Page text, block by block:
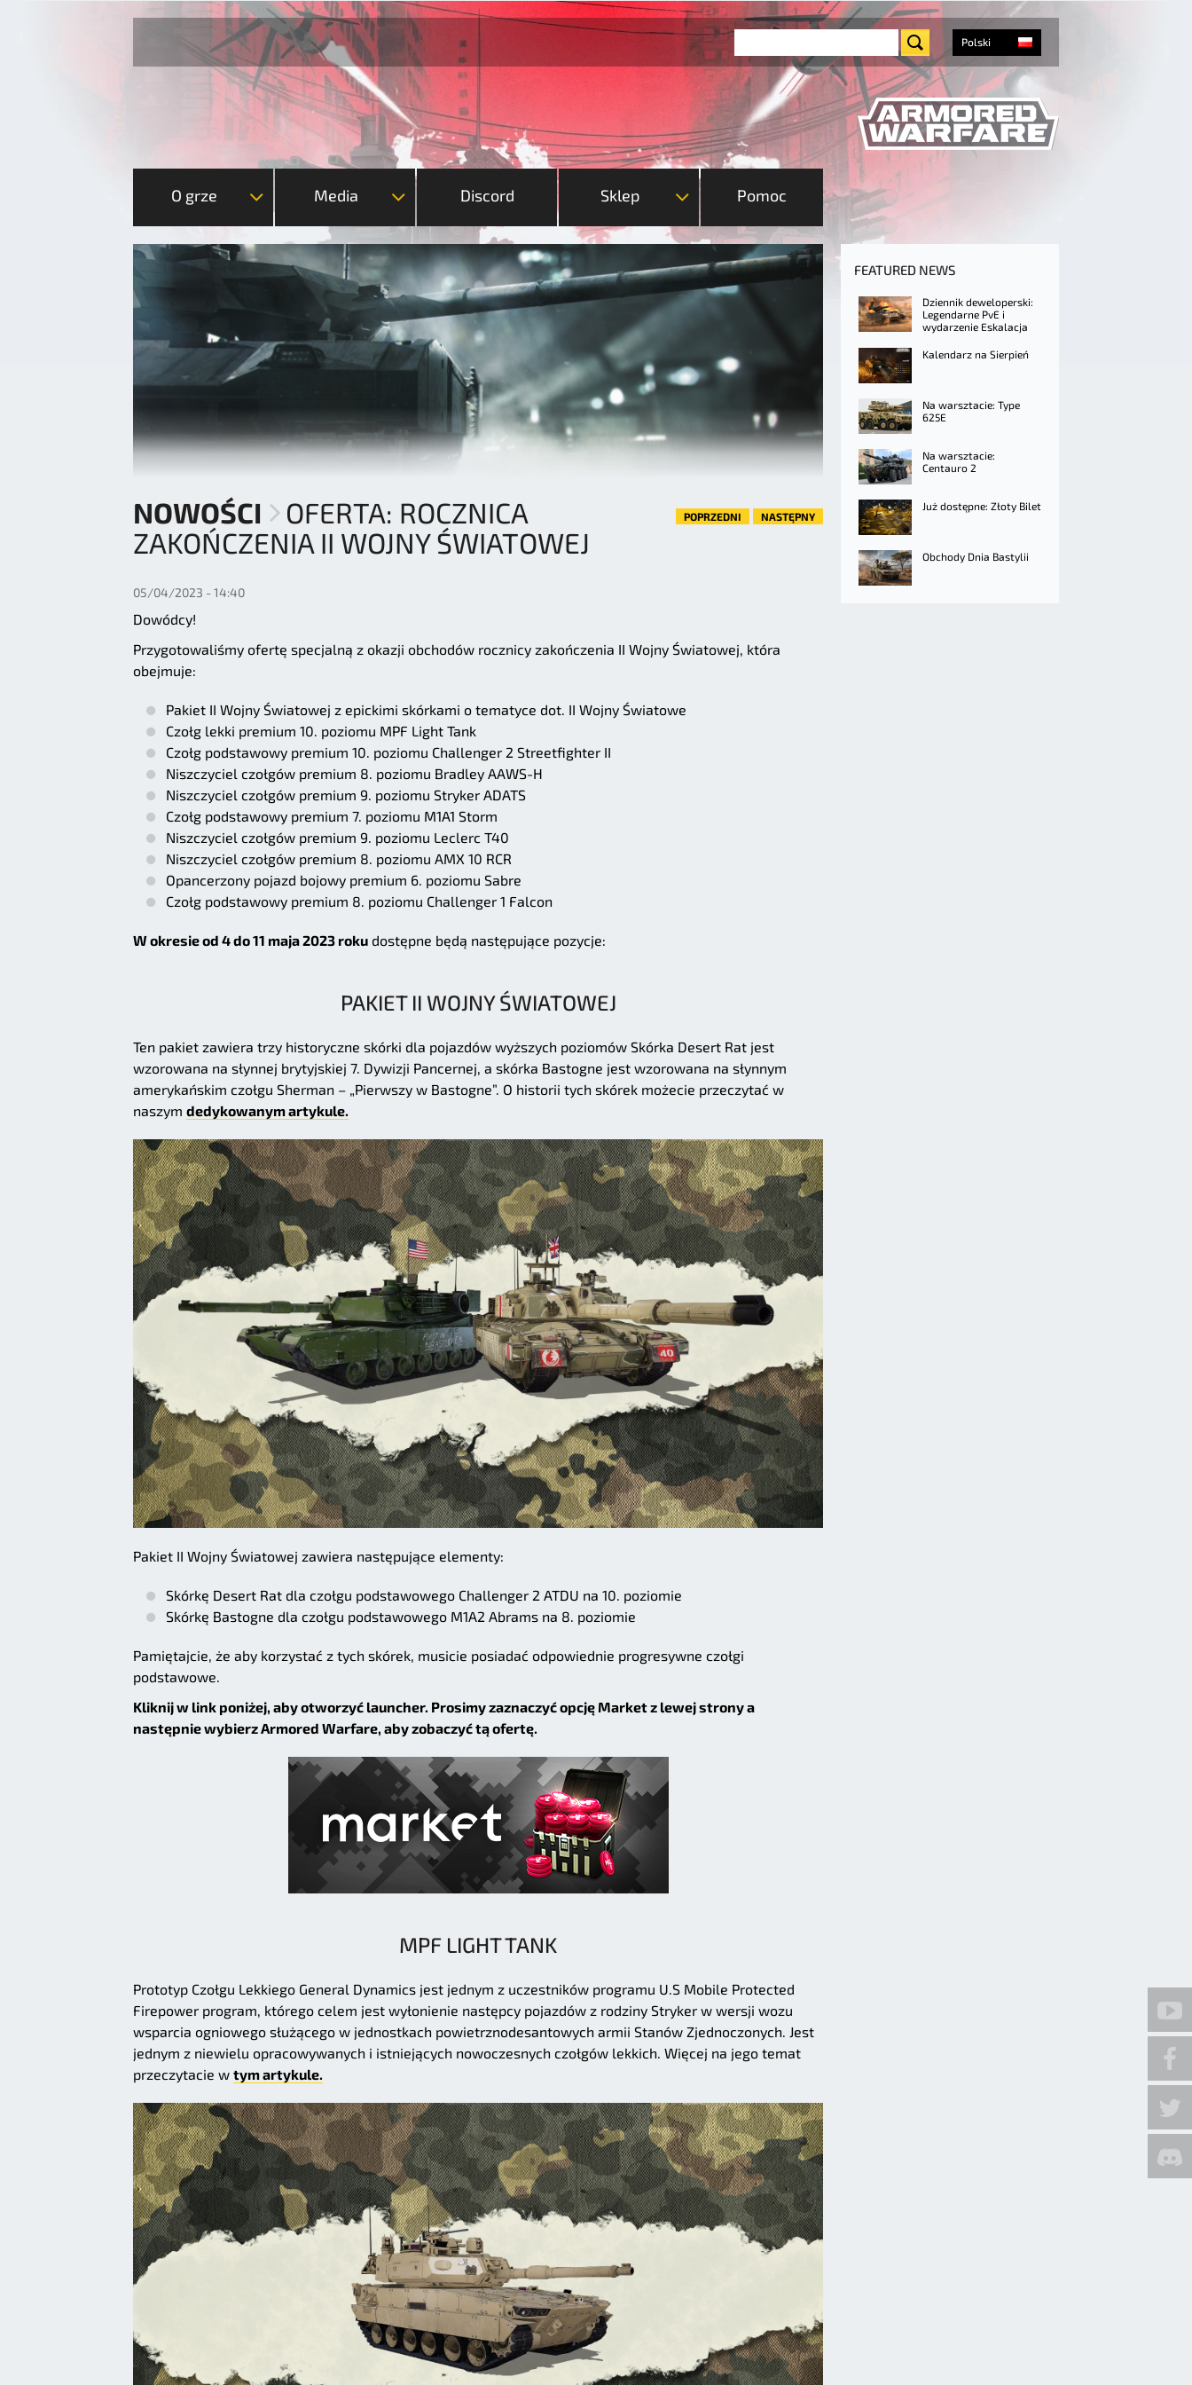
Polski
O grze Media Discord Sklep Pomoc
NOWOŚCI
OFERTA: ROCZNICA
ZAKOŃCZENIA II WOJNY ŚWIATOWEJ
POPRZEDNI NASTĘPNY
05/04/2023 - 14:40
Dowódcy!
Przygotowaliśmy ofertę specjalną z okazji obchodów rocznicy zakończenia II Wojny Światowej, która
obejmuje:
Pakiet II Wojny Światowej z epickimi skórkami o tematyce dot. II Wojny Światowe
Czołg lekki premium 10. poziomu MPF Light Tank
Czołg podstawowy premium 10. poziomu Challenger 2 Streetfighter II
Niszczyciel czołgów premium 8. poziomu Bradley AAWS-H
Niszczyciel czołgów premium 9. poziomu Stryker ADATS
Czołg podstawowy premium 7. poziomu M1A1 Storm
Niszczyciel czołgów premium 9. poziomu Leclerc T40
Niszczyciel czołgów premium 8. poziomu AMX 10 RCR
Opancerzony pojazd bojowy premium 6. poziomu Sabre
Czołg podstawowy premium 8. poziomu Challenger 1 Falcon
W okresie od 4 do 11 maja 2023 roku dostępne będą następujące pozycje:
PAKIET II WOJNY ŚWIATOWEJ
Ten pakiet zawiera trzy historyczne skórki dla pojazdów wyższych poziomów Skórka Desert Rat jest
wzorowana na słynnej brytyjskiej 7. Dywizji Pancernej, a skórka Bastogne jest wzorowana na słynnym
amerykańskim czołgu Sherman – „Pierwszy w Bastogne”. O historii tych skórek możecie przeczytać w
naszym dedykowanym artykule.
Pakiet II Wojny Światowej zawiera następujące elementy:
Skórkę Desert Rat dla czołgu podstawowego Challenger 2 ATDU na 10. poziomie
Skórkę Bastogne dla czołgu podstawowego M1A2 Abrams na 8. poziomie
Pamiętajcie, że aby korzystać z tych skórek, musicie posiadać odpowiednie progresywne czołgi
podstawowe.
Kliknij w link poniżej, aby otworzyć launcher. Prosimy zaznaczyć opcję Market z lewej strony a
następnie wybierz Armored Warfare, aby zobaczyć tą ofertę.
MPF LIGHT TANK
Prototyp Czołgu Lekkiego General Dynamics jest jednym z uczestników programu U.S Mobile Protected
Firepower program, którego celem jest wyłonienie następcy pojazdów z rodziny Stryker w wersji wozu
wsparcia ogniowego służącego w jednostkach powietrznodesantowych armii Stanów Zjednoczonych. Jest
jednym z niewielu opracowywanych i istniejących nowoczesnych czołgów lekkich. Więcej na jego temat
przeczytacie w tym artykule.
FEATURED NEWS
Dziennik deweloperski:
Legendarne PvE i
wydarzenie Eskalacja
Kalendarz na Sierpień
Na warsztacie: Type
625E
Na warsztacie:
Centauro 2
Już dostępne: Złoty Bilet
Obchody Dnia Bastylii